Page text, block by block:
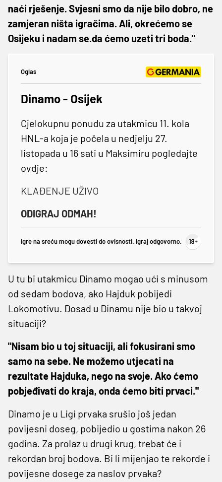
naći rješenje. Svjesni smo da nije bilo dobro, ne
zamjeran ništa igračima. Ali, okrećemo se
Osijeku i nadam se.da ćemo uzeti tri boda."
Oglas
Dinamo - Osijek
Cjelokupnu ponudu za utakmicu 11. kola
HNL-a koja je počela u nedjelju 27.
listopada u 16 sati u Maksimiru pogledajte
ovdje:
KLAĐENJE UŽIVO
ODIGRAJ ODMAH!
Igre na sreću mogu dovesti do ovisnosti. Igraj odgovorno.
U tu bi utakmicu Dinamo mogao ući s minusom
od sedam bodova, ako Hajduk pobijedi
Lokomotivu. Dosad u Dinamu nije bio u takvoj
situaciji?
"Nisam bio u toj situaciji, ali fokusirani smo
samo na sebe. Ne možemo utjecati na
rezultate Hajduka, nego na svoje. Ako ćemo
pobjeđivati do kraja, onda ćemo biti prvaci."
Dinamo je u Ligi prvaka srušio još jedan
povijesni doseg, pobijedio u gostima nakon 26
godina. Za prolaz u drugi krug, trebat će i
rekordan broj bodova. Bi li mijenjao te rekorde i
povijesne dosege za naslov prvaka?